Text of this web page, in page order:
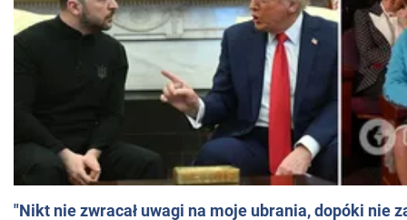
"Nikt nie zwracał uwagi na moje ubrania, dopóki nie